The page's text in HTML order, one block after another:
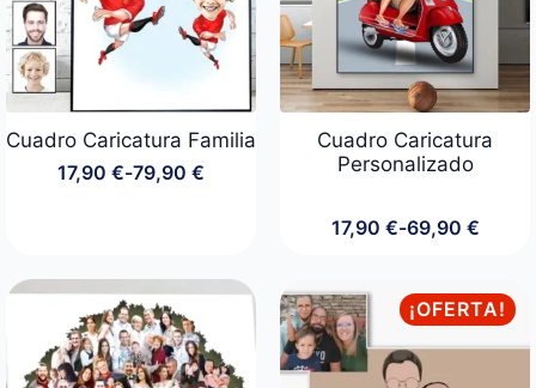
Cuadro Caricatura Familia
17,90 €-79,90 €
Rango
17,90 €
hasta
79,90 €
Cuadro Caricatura
Personalizado
17,90 €-69,90 €
Rango
desde
17,90 €
hasta
69,90 €
¡OFERTA!